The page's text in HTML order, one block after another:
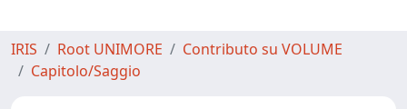
IRIS Root UNIMORE
Contributo su VOLUME
Capitolo/Saggio